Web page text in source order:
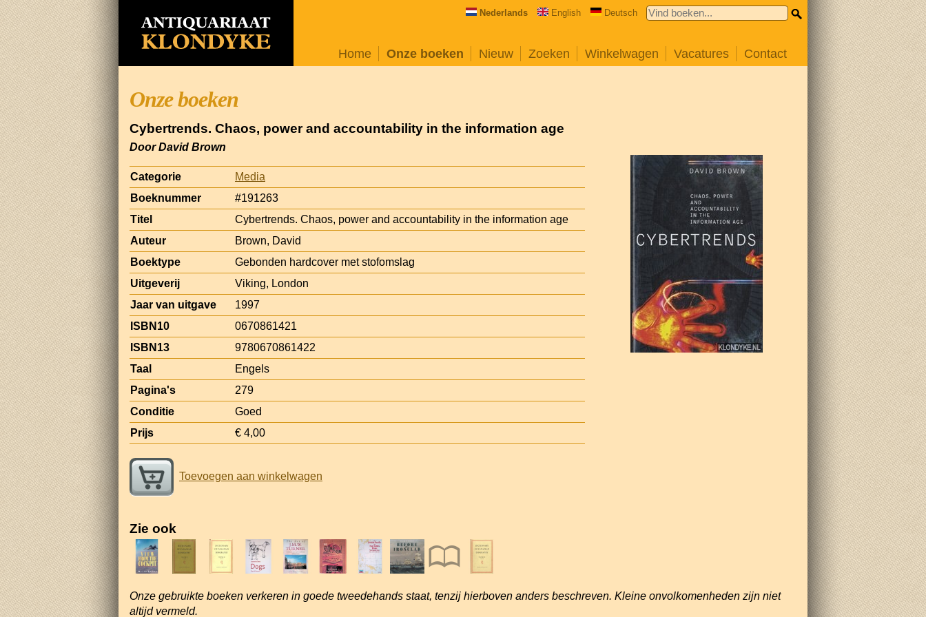
Nederlands English Deutsch
Home Onze boeken Nieuw Zoeken Winkelwagen Vacatures Contact
Onze boeken
Cybertrends. Chaos, power and accountability in the information age
Door David Brown
Categorie
Media
Boeknummer
#191263
Titel
Cybertrends. Chaos, power and accountability in the information age
Auteur
Brown, David
Boektype
Gebonden hardcover met stofomslag
Uitgeverij
Viking, London
Jaar van uitgave
1997
ISBN10
0670861421
ISBN13
9780670861422
Taal
Engels
Pagina's
279
Conditie
Goed
Prijs
€ 4,00
Toevoegen aan winkelwagen
Zie ook
Onze gebruikte boeken verkeren in goede tweedehands staat, tenzij hierboven anders beschreven. Kleine onvolkomenheden zijn niet
altijd vermeld.